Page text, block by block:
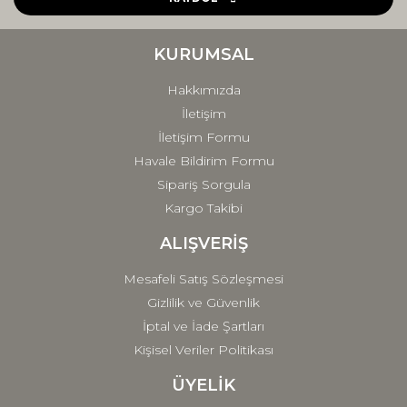
Ürün fiyatı diğer sitelerden daha pahalı.
Gönder
KURUMSAL
Hakkımızda
İletişim
İletişim Formu
Havale Bildirim Formu
Sipariş Sorgula
Kargo Takibi
ALIŞVERİŞ
Mesafeli Satış Sözleşmesi
Gizlilik ve Güvenlik
İptal ve İade Şartları
Kişisel Veriler Politikası
ÜYELİK